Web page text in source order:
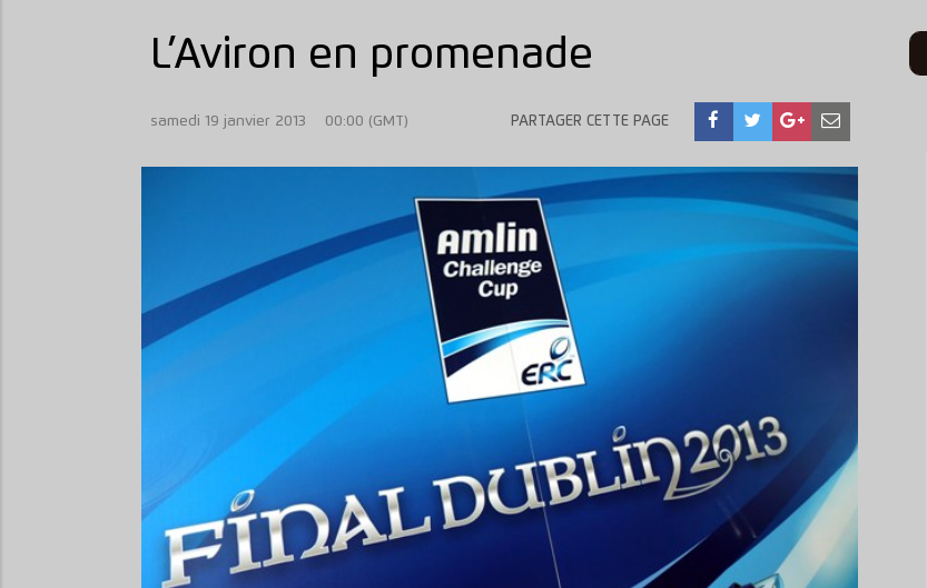
L’Aviron en promenade
samedi 19 janvier 2013 00:00 (GMT) PARTAGER CETTE PAGE